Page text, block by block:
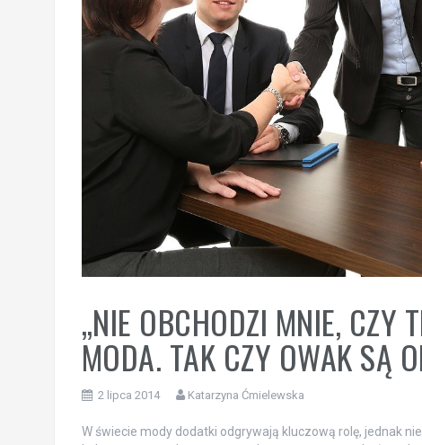
„NIE OBCHODZI MNIE, CZY
MODA. TAK CZY OWAK SĄ
2 lipca 2014 Katarzyna Ćmielewska
W świecie mody dodatki odgrywają kluczową rolę, jednak